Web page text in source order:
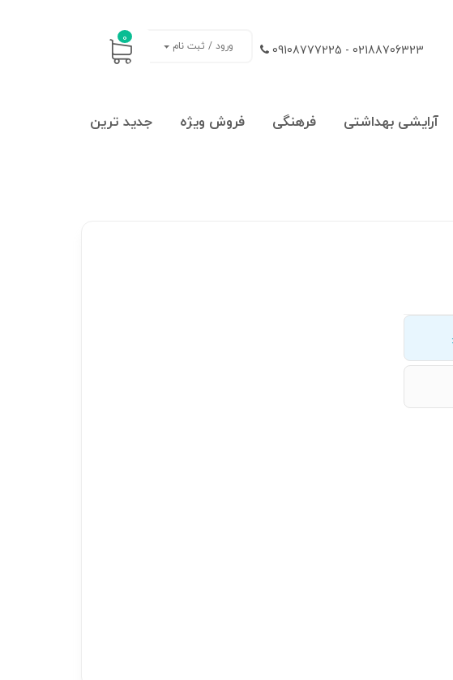
02188706323 - 09108777225 ورود / ثبت نام 0
آرایشی بهداشتی فرهنگی فروش ویژه
جدید ترین